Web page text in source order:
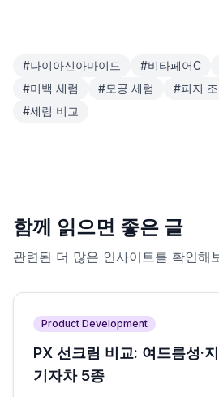
#나이아신아마이드 #비타페어C
#미백 세럼 #모공 세럼 #피지
#세럼 비교
함께 읽으면 좋은 글
관련된 더 많은 인사이트를 확인해
Product Development
PX 선크림 비교: 여드름성·
기자차 5종